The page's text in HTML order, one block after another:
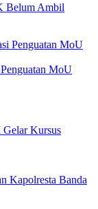
Belum Ambil
MoU
Gelar Kursus
Kapolresta Banda